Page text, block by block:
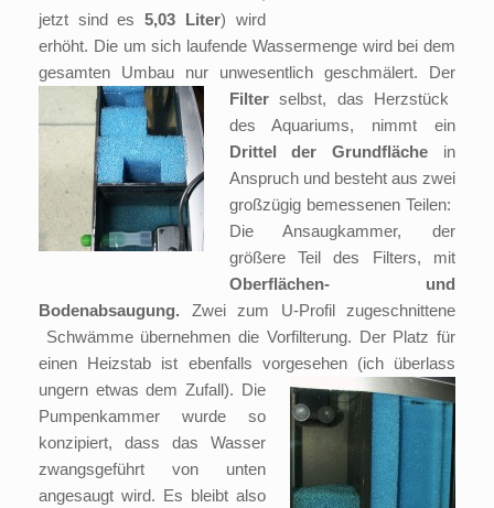
jetzt sind es 5,03 Liter) wird
erhöht. Die um sich laufende Wassermenge wird bei dem
gesamten Umbau nur unwesentlich geschmälert. Der
Filterselbst, das Herzstück
des Aquariums, nimmt ein
Drittel der Grundfläche in
Anspruch und besteht aus zwei
großzügig bemessenen Teilen:
Die Ansaugkammer, der
größere Teil des Filters, mit
Oberflächen- und
Bodenabsaugung. Zwei zum U-Profil zugeschnittene
Schwämme übernehmen die Vorfilterung. Der Platz für
einen Heizstab ist ebenfalls vorgesehen (ich überlass
ungern etwas dem Zufall). Die
Pumpenkammer wurde so
konzipiert, dass das Wasser
zwangsgeführt von unten
angesaugt wird. Es bleibt also